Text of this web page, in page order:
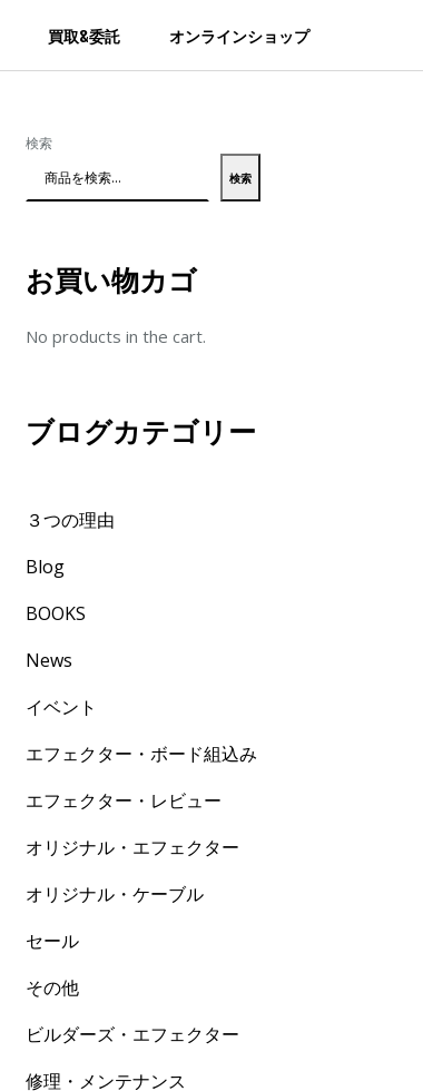
買取&委託 オンラインショップ
検索
検索
お買い物カゴ
No products in the cart.
ブログカテゴリー
３つの理由
Blog
BOOKS
News
イベント
エフェクター・ボード組込み
エフェクター・レビュー
オリジナル・エフェクター
オリジナル・ケーブル
セール
その他
ビルダーズ・エフェクター
修理・メンテナンス